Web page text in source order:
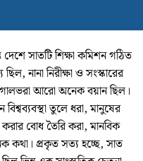
সাতটি শিক্ষা কমিশন গঠিত
নানা নিরীক্ষা ও সংস্কারের
আরো অনেক বয়ান ছিল।
তুলে ধরা, মানুষের
বোধ তৈরি করা, মানবিক
কথা। প্রকৃত সত্য হচ্ছে, সাত